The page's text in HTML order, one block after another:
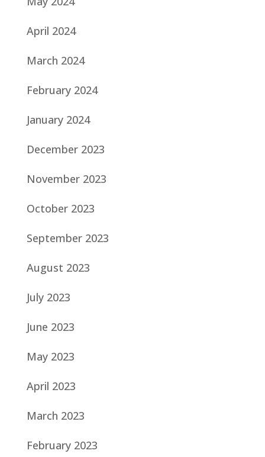
April 2024
March 2024
February 2024
January 2024
December 2023
November 2023
October 2023
September 2023
August 2023
July 2023
June 2023
May 2023
April 2023
March 2023
February 2023